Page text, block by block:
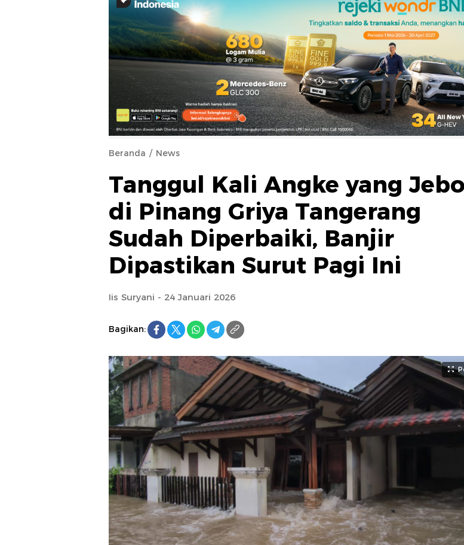
Beranda News
Tanggul Kali Angke yang
di Pinang Griya Tangerang
Sudah Diperbaiki, Banjir
Dipastikan Surut Pagi Ini
Iis Suryani - 24 Januari 2026
Bagikan: